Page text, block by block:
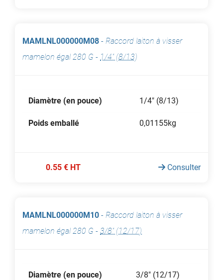
MAMLNL000000M08 - Raccord laiton à visser
mamelon égal 280 G - 1/4" (8/13)
Diamètre (en pouce) 1/4" (8/13)
Poids emballé 0,01155kg
0.55 € HT Consulter
MAMLNL000000M10 - Raccord laiton à visser
mamelon égal 280 G - 3/8" (12/17)
Diamètre (en pouce) 3/8" (12/17)